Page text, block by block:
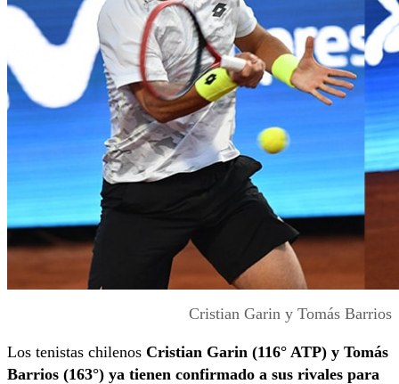
Cristian Garin y Tomás Barrios
Los tenistas chilenos Cristian Garin (116° ATP) y Tomás
Barrios (163°) ya tienen confirmado a sus rivales para